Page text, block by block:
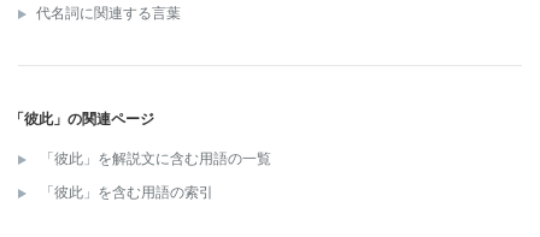
代名詞に関連する言葉
「彼此」の関連ページ
「彼此」を解説文に含む用語の一覧
「彼此」を含む用語の索引